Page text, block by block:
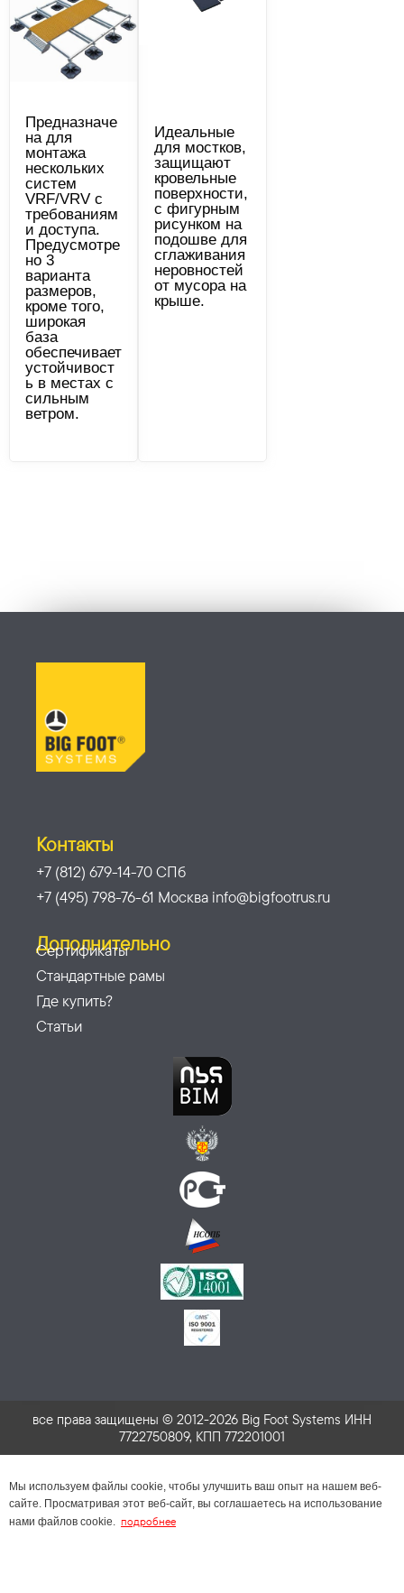
Предназначе
на для
монтажа
нескольких
систем
VRF/VRV с
требованиям
и доступа.
Предусмотре
но 3
варианта
размеров,
кроме того,
широкая
база
обеспечивает
устойчивост
ь в местах с
сильным
ветром.
Идеальные
для мостков,
защищают
кровельные
поверхности,
с фигурным
рисунком на
подошве для
сглаживания
неровностей
от мусора на
крыше.
Контакты
+7 (812) 679-14-70 СПб
+7 (495) 798-76-61 Москва info@bigfootrus.ru
Дополнительно
Сертификаты
Стандартные рамы
Где купить?
Статьи
все права защищены © 2012-2026 Big Foot Systems ИНН
7722750809, КПП 772201001
Мы используем файлы cookie, чтобы улучшить ваш опыт на нашем веб-
сайте. Просматривая этот веб-сайт, вы соглашаетесь на использование
нами файлов cookie. подробнее